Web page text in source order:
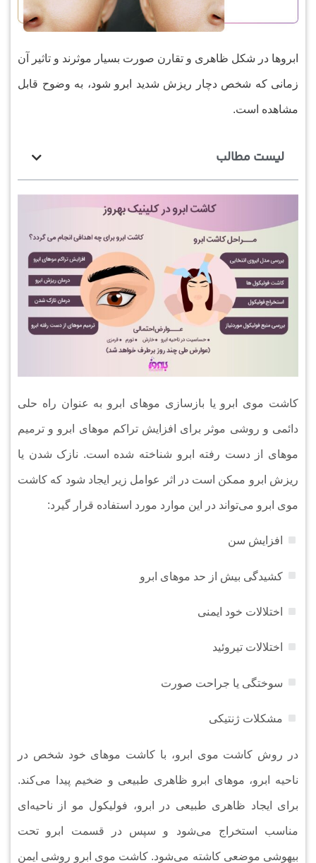
ابرو‌ها در شکل ظاهری و تقارن صورت بسیار موثرند و تاثیر آن
زمانی که شخص دچار ریزش شدید ابرو شود، به وضوح قابل
مشاهده است.
لیست مطالب
کاشت موی ابرو یا بازسازی موهای ابرو به عنوان راه حلی
دائمی و روشی موثر برای افزایش تراکم مو‌های ابرو و ترمیم
موهای از دست رفته ابرو شناخته شده است. نازک شدن یا
ریزش ابرو ممکن است در اثر عوامل زیر ایجاد شود که کاشت
موی ابرو می‌تواند در این موارد مورد استفاده قرار گیرد:
افزایش سن
کشیدگی بیش از حد مو‌های ابرو
اختلالات خود ایمنی
اختلالات تیروئید
سوختگی یا جراحت صورت
مشکلات ژنتیکی
در روش کاشت موی ابرو، با کاشت مو‌های خود شخص در
ناحیه ابرو، مو‌های ابرو ظاهری طبیعی و ضخیم پیدا می‌کند.
برای ایجاد ظاهری طبیعی در ابرو، فولیکول مو از ناحیه‌ای
مناسب استخراج می‌شود و سپس در قسمت ابرو تحت
بیهوشی موضعی کاشته می‌شود. کاشت موی ابرو روشی ایمن